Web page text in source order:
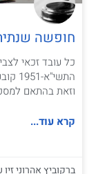
חופשה
כל עובד זכאי
וזאת בהתאם
קרא עוד...
ברקוביץ אהרוני זיו